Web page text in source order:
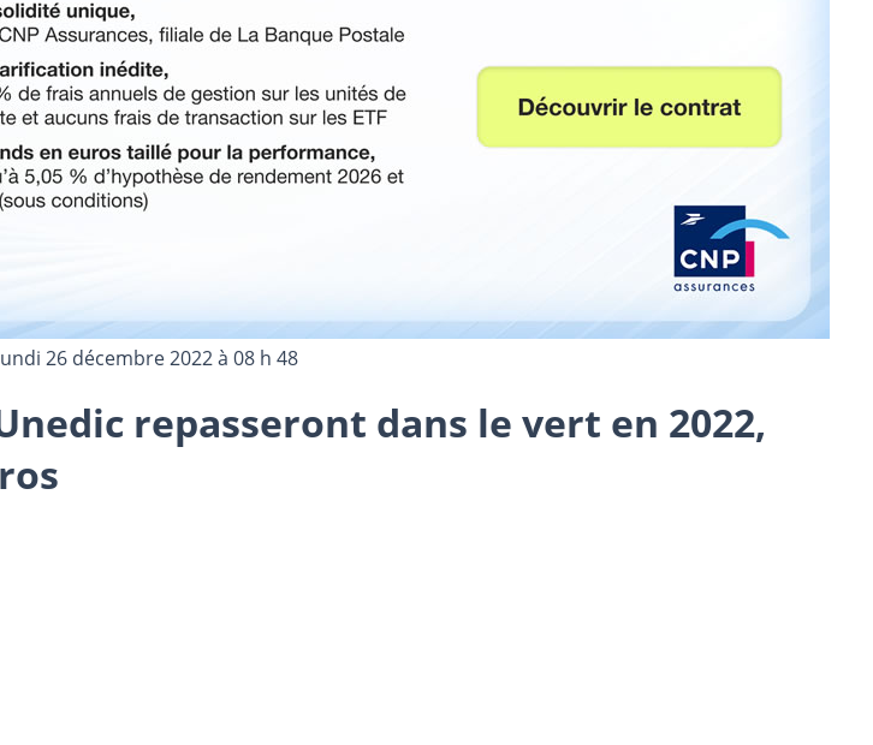
26 décembre 2022 à 08 h 48
repasseront dans le vert en 2022,